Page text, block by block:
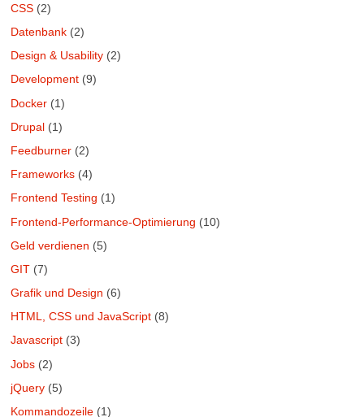
CSS (2)
Datenbank (2)
Design & Usability (2)
Development (9)
Docker (1)
Drupal (1)
Feedburner (2)
Frameworks (4)
Frontend Testing (1)
Frontend-Performance-Optimierung (10)
Geld verdienen (5)
GIT (7)
Grafik und Design (6)
HTML, CSS und JavaScript (8)
Javascript (3)
Jobs (2)
jQuery (5)
Kommandozeile (1)